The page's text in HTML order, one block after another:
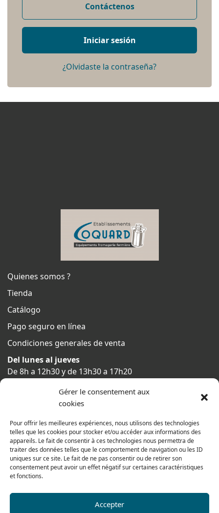
Gérer le consentement aux
cookies
Pour offrir les meilleures expériences, nous utilisons des technologies
telles que les cookies pour stocker et/ou accéder aux informations des
appareils. Le fait de consentir à ces technologies nous permettra de
traiter des données telles que le comportement de navigation ou les ID
uniques sur ce site. Le fait de ne pas consentir ou de retirer son
consentement peut avoir un effet négatif sur certaines caractéristiques
et fonctions.
Accepter
Contáctenos
Iniciar sesión
¿Olvidaste la contraseña?
Quienes somos ?
Tienda
Catálogo
Pago seguro en línea
Condiciones generales de venta
Del lunes al jueves
De 8h a 12h30 y de 13h30 a 17h20
De 8h a 12h30 y de 13h30 a 16h
Nuestra gama para particulares
Contáctenos